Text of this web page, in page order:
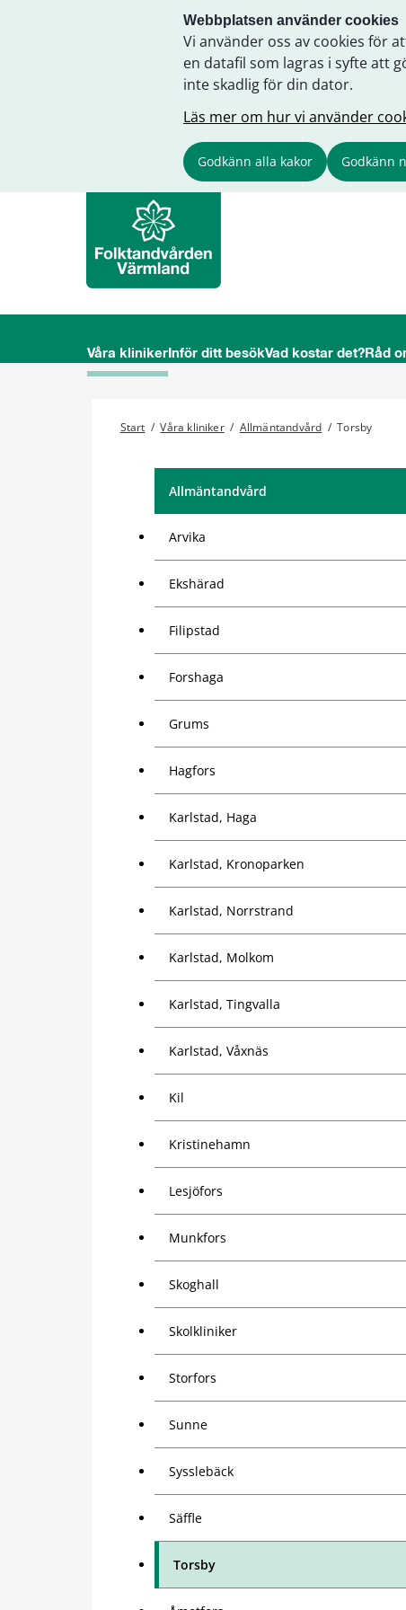
Webbplatsen använder cookies
Vi använder oss av cookies för
en datafil som lagras i syfte att
inte skadlig för din dator.
Läs mer om hur vi använder
Godkänn alla kakor Godkänn
Våra klinikerInför ditt besökVad kostar det?Råd
Start / Våra kliniker / Allmäntandvård / Torsby
Allmäntandvård
Arvika
Ekshärad
Filipstad
Forshaga
Grums
Hagfors
Karlstad, Haga
Karlstad, Kronoparken
Karlstad, Norrstrand
Karlstad, Molkom
Karlstad, Tingvalla
Karlstad, Våxnäs
Kil
Kristinehamn
Lesjöfors
Munkfors
Skoghall
Skolkliniker
Storfors
Sunne
Sysslebäck
Säffle
Torsby